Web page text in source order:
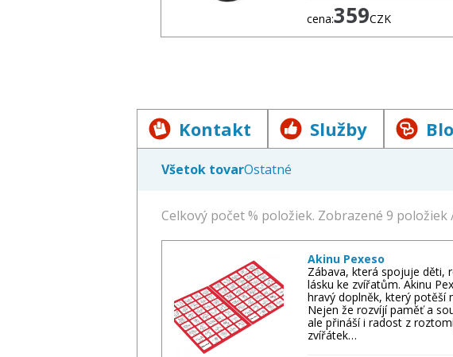
cena:359CZK
Kontakt Služby
Všetok tovarOstatné
Celkový počet % položiek. Zobrazené 9 položiek
Akinu Pexeso
Zábava, která spojuje děti,
lásku ke zvířatům. Akinu
hravý doplněk, který potěší
Nejen že rozvíjí paměť a
ale přináší i radost z
zvířátek…